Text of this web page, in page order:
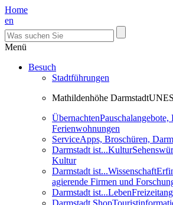
Home
en
Menü
Besuch
Stadtführungen
Mathildenhöhe Darmstadt
ÜbernachtenPauschalangebote,
Ferienwohnungen
ServiceApps, Broschüren,
Darmstadt ist...Kultur
Kultur
Darmstadt ist...Wissenschaft
agierende Firmen und
Darmstadt ist...Leben
Darmstadt Shop